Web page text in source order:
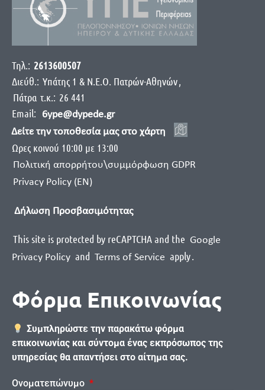
Τηλ.: 2613600507
Διεύθ.: Yπάτης 1 & Ν.Ε.Ο. Πατρών-Αθηνών,
Πάτρα τ.κ.: 26 441
Email:
6ype@dypede.gr
Δείτε την τοποθεσία μας στο χάρτη
Ωρες κοινού 10:00 με 13:00
Πολιτική απορρήτου\συμμόρφωση GDPR
Privacy Policy (EN)
Δήλωση Προσβασιμότητας
This site is protected by reCAPTCHA and the Google
Privacy Policy and Terms of Service apply.
Φόρμα Επικοινωνίας
Συμπληρώστε την παρακάτω φόρμα
επικοινωνίας και σύντομα ένας εκπρόσωπος της
υπηρεσίας θα απαντήσει στο αίτημα σας.
Ονοματεπώνυμο